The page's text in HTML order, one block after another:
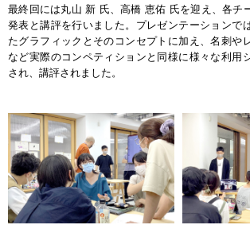
最終回には丸山 新 氏、高橋 恵佑 氏を迎え、各チ
発表と講評を行いました。プレゼンテーションで
たグラフィックとそのコンセプトに加え、名刺や
など実際のコンペティションと同様に様々な利用
され、講評されました。